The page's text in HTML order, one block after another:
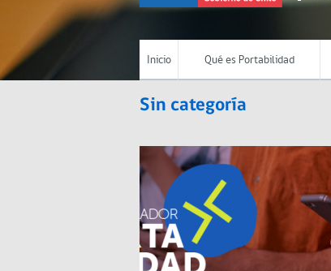
Inicio Qué es Portabilidad
Sin categoría